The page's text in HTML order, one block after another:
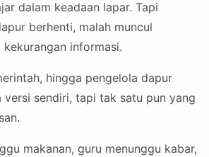
dalam keadaan lapar. Tapi
berhenti, malah muncul
informasi.
hingga pengelola dapur
versi sendiri, tapi tak satu pun yang
makanan, guru menunggu kabar,